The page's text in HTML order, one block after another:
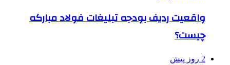
واقعیت ردیف بودجه تبلیغات فولاد مبارکه
چیست؟
2 روز پیش